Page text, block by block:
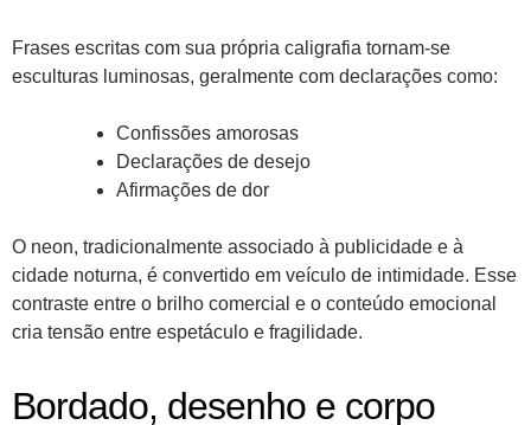
Frases escritas com sua própria caligrafia tornam-se
esculturas luminosas, geralmente com declarações como:
Confissões amorosas
Declarações de desejo
Afirmações de dor
O neon, tradicionalmente associado à publicidade e à
cidade noturna, é convertido em veículo de intimidade. Esse
contraste entre o brilho comercial e o conteúdo emocional
cria tensão entre espetáculo e fragilidade.
Bordado, desenho e corpo